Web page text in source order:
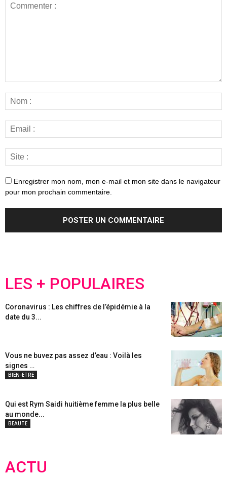
Enregistrer mon nom, mon e-mail et mon site dans le navigateur
pour mon prochain commentaire.
LES + POPULAIRES
Coronavirus : Les chiffres de l’épidémie à la
date du 3...
Vous ne buvez pas assez d’eau : Voilà les
signes …
BIEN-ETRE
Qui est Rym Saidi huitième femme la plus belle
au monde...
BEAUTE
ACTU